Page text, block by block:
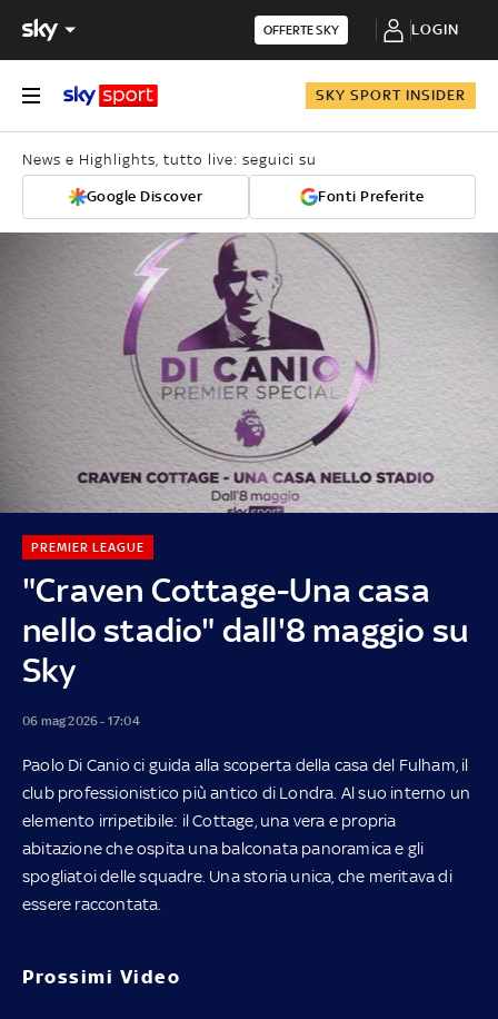
OFFERTE SKY LOGIN
SKY SPORT INSIDER
News e Highlights, tutto live: seguici su
Google Discover Fonti Preferite
"Craven Cottage-Una casa
nello stadio" dall'8 maggio su
Sky
PREMIER LEAGUE
06 mag 2026 - 17:04
Paolo Di Canio ci guida alla scoperta della casa del Fulham, il
club professionistico più antico di Londra. Al suo interno un
elemento irripetibile: il Cottage, una vera e propria
abitazione che ospita una balconata panoramica e gli
spogliatoi delle squadre. Una storia unica, che meritava di
essere raccontata.
Prossimi Video